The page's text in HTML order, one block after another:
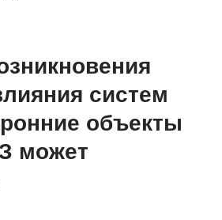
систем
объекты
может